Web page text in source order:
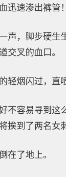
迅速渗出裤管！
声，脚步硬生
交叉的血口。
轻烟闪过，直
不容易寻到这
挨到了两名女
在了地上。